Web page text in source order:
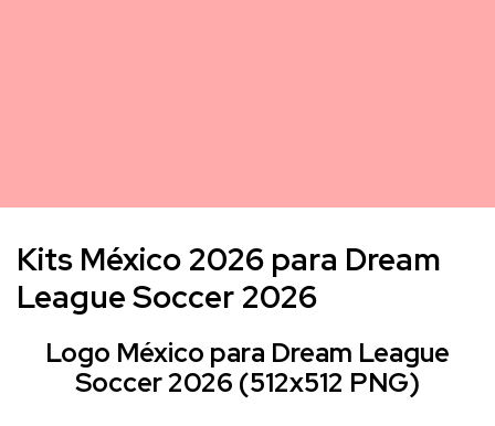
Kits México 2026 para Dream
League Soccer 2026
Logo México para Dream League
Soccer 2026 (512x512 PNG)